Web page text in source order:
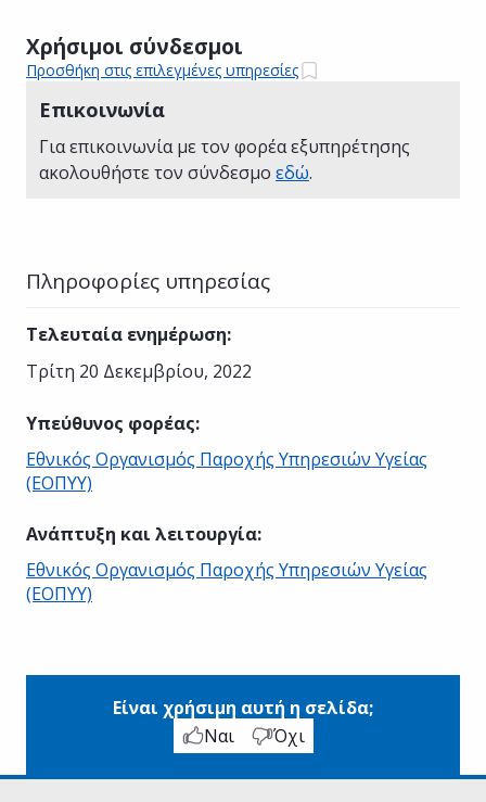
Χρήσιμοι σύνδεσμοι
Προσθήκη στις επιλεγμένες υπηρεσίες
Επικοινωνία
Για επικοινωνία με τον φορέα εξυπηρέτησης
ακολουθήστε τον σύνδεσμο εδώ.
Πληροφορίες υπηρεσίας
Τελευταία ενημέρωση:
Τρίτη 20 Δεκεμβρίου, 2022
Υπεύθυνος φορέας:
Εθνικός Οργανισμός Παροχής Υπηρεσιών Υγείας
(ΕΟΠΥΥ)
Ανάπτυξη και λειτουργία:
Εθνικός Οργανισμός Παροχής Υπηρεσιών Υγείας
(ΕΟΠΥΥ)
Είναι χρήσιμη αυτή η σελίδα;
Ναι
Όχι